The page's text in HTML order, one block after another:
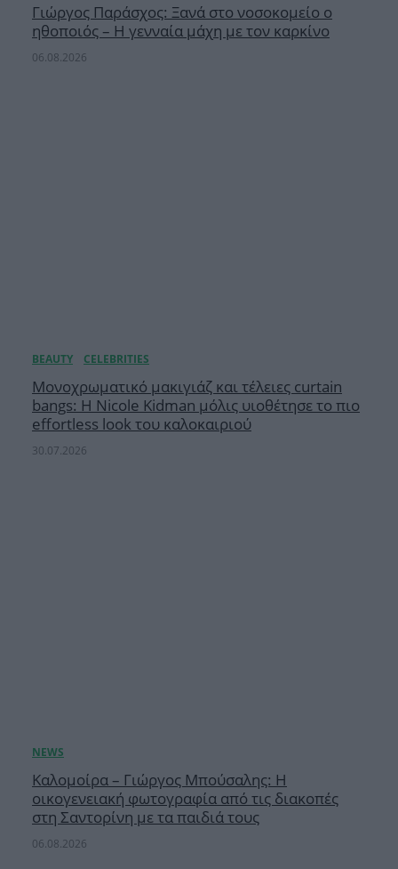
Γιώργος Παράσχος: Ξανά στο νοσοκομείο ο
ηθοποιός – Η γενναία μάχη με τον καρκίνο
06.08.2026
Μονοχρωματικό μακιγιάζ και τέλειες curtain
bangs: Η Nicole Kidman μόλις υιοθέτησε το πιο
effortless look του καλοκαιριού
30.07.2026
Καλομοίρα – Γιώργος Μπούσαλης: Η
οικογενειακή φωτογραφία από τις διακοπές
στη Σαντορίνη με τα παιδιά τους
06.08.2026